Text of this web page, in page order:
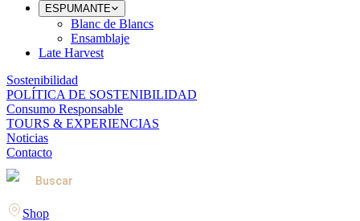
ESPUMANTE
Blanc de Blancs
Ensamblaje
Late Harvest
Sostenibilidad
POLÍTICA DE SOSTENIBILIDAD
Consumo Responsable
TOURS & EXPERIENCIAS
Noticias
Contacto
Buscar
Shop